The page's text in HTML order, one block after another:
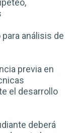
análisis de
previa en
el desarrollo
deberá